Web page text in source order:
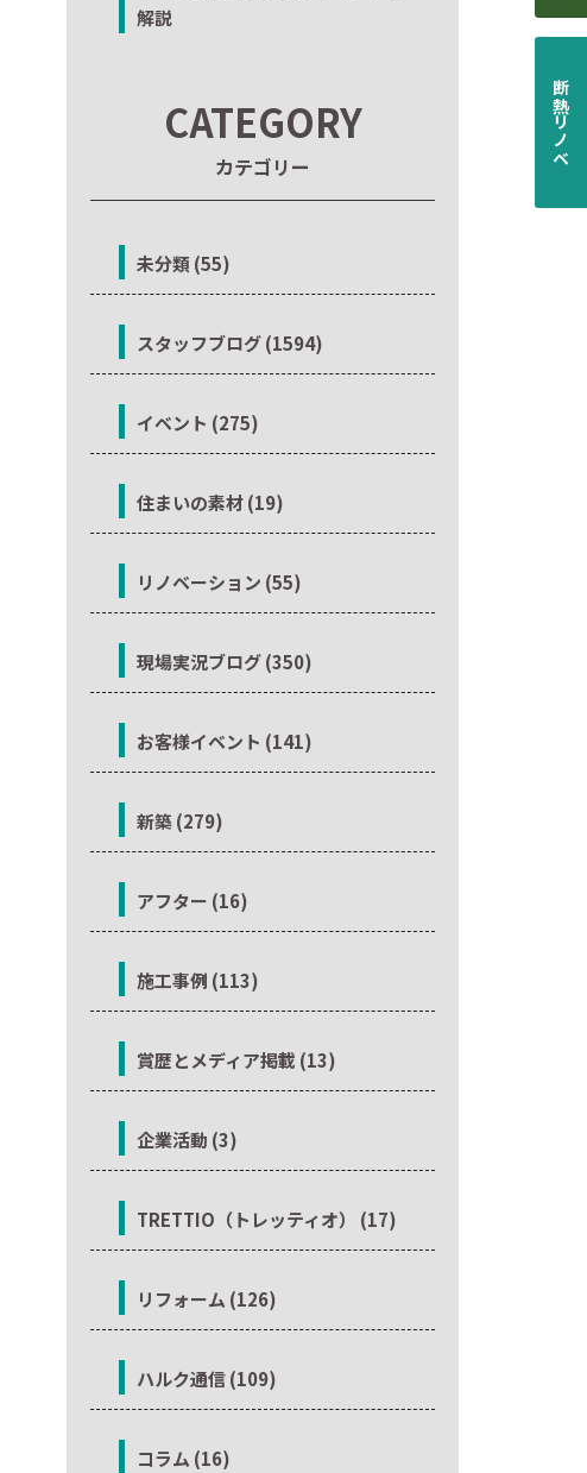
解説
CATEGORY
カテゴリー
未分類 (55)
スタッフブログ (1594)
イベント (275)
住まいの素材 (19)
リノベーション (55)
現場実況ブログ (350)
お客様イベント (141)
新築 (279)
アフター (16)
施工事例 (113)
賞歴とメディア掲載 (13)
企業活動 (3)
TRETTIO（トレッティオ） (17)
リフォーム (126)
ハルク通信 (109)
コラム (16)
断熱リノベ